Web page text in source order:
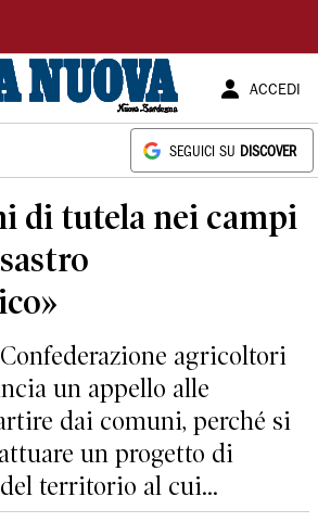
ACCEDI
SEGUICI SU DISCOVER
di tutela nei campi
agricoltori
un appello alle
dai comuni, perché si
un progetto di
territorio al cui...